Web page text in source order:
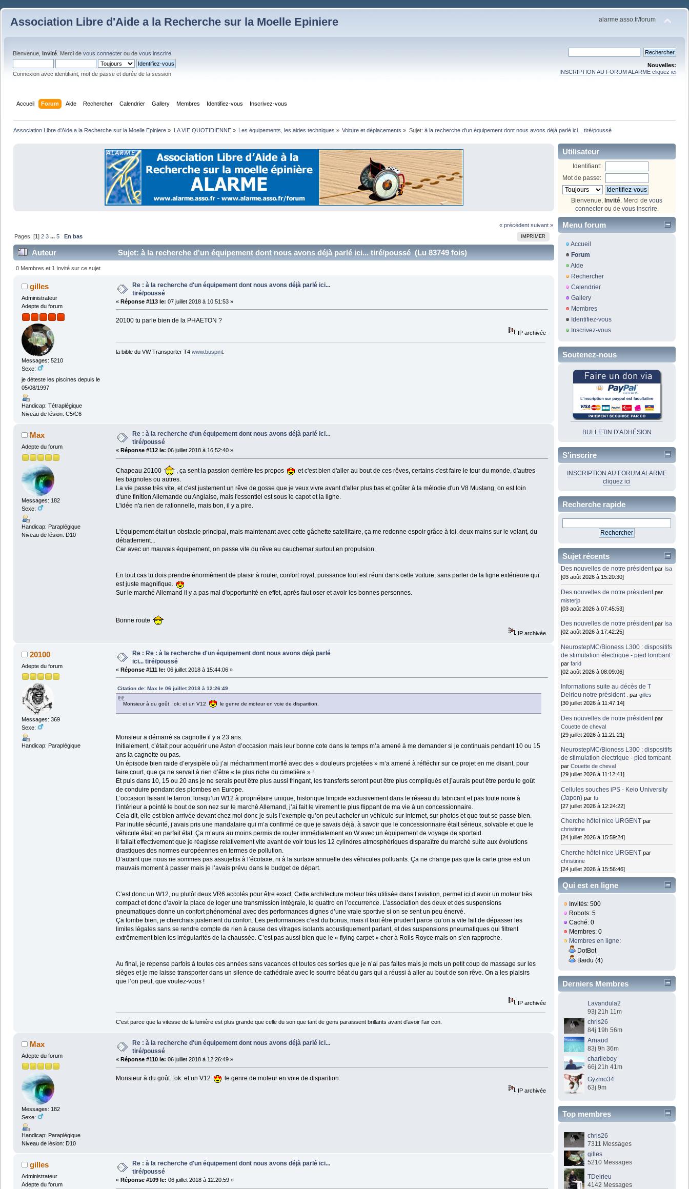
Association Libre d'Aide a la Recherche sur la Moelle Epiniere alarme.asso.fr/forum
Bienvenue, Invité . Merci de vous connecter ou de vous inscrire
Connexion avec identifiant, mot de passe et durée de la session
Nouvelles:
INSCRIPTION AU FORUM ALARME cliquez ici
Accueil Forum Aide Rechercher Calendrier Gallery Membres Identifiez-vous Inscrivez-vous
Association Libre d'Aide a la Recherche sur la Moelle Epiniere » LA VIE QUOTIDIENNE» Les équipements, les aides techniques » Voiture et déplacements » Sujet: à la recherche d'un équipement dont nous avons déjà parlé ici... tiré/poussé
« précédent suivant »
IMPRIMER
Pages: [1]2 3 ...5 En bas
Auteur Sujet: à la recherche d'un équipement dont nous avons déjà parlé ici... tiré/poussé (Lu 83749 fois)
0 Membres et 1 Invité sur ce sujet
gilles
Administrateur
Adepte du forum
Messages: 5210
Sexe:
je déteste les piscines depuis le
05/08/1997
Handicap: Tétraplégique
Niveau de lésion: C5/C6
Re : à la recherche d'un équipement dont nous avons déjà parlé ici...
tiré/poussé
« Réponse #113 le: 07 juillet 2018 à 10:51:53 »
20100 tu parle bien de la PHAETON ?
IP archivée
la bible du VW Transporter T4 www.buspirit.
Max
Adepte du forum
Messages: 182
Sexe:
Handicap: Paraplégique
Niveau de lésion: D10
Re : à la recherche d'un équipement dont nous avons déjà parlé ici...
tiré/poussé
« Réponse #112 le: 06 juillet 2018 à 16:52:40 »
Chapeau 20100 , ça sent la passion derrière tes propos
et c'est bien d'aller au bout de ces rêves, certains c'est faire le tour du monde, d'autres
les bagnoles ou autres.
La vie passe très vite, et c'est justement un rêve de gosse que je veux vivre avant d'aller plus bas et goûter à la mélodie d'un V8 Mustang, on est loin
d'une finition Allemande ou Anglaise, mais l'essentiel est sous le capot et la ligne.
L'idée n'a rien de rationnelle, mais bon, il y a pire.
L'équipement était un obstacle principal, mais maintenant avec cette gâchette satellitaire, ça me redonne espoir grâce à toi, deux mains sur le volant, du
débattement...
Car avec un mauvais équipement, on passe vite du rêve au cauchemar surtout en propulsion.
En tout cas tu dois prendre énormément de plaisir à rouler, confort royal, puissance tout est réuni dans cette voiture, sans parler de la ligne extérieure qui
est juste magnifique.
Sur le marché Allemand il y a pas mal d'opportunité en effet, après faut oser et avoir les bonnes personnes.
Bonne route
IP archivée
20100
Adepte du forum
Messages: 369
Sexe:
Handicap: Paraplégique
Re : Re : à la recherche d'un équipement dont nous avons déjà parlé
ici... tiré/poussé
« Réponse #111 le: 06 juillet 2018 à 15:44:06 »
Citation de: Max le 06 juillet 2018 à 12:26:49
Monsieur à du goût :ok: et un V12 le genre de moteur en voie de disparition.
Monsieur a démarré sa cagnotte il y a 23 ans.
Initialement, c’était pour acquérir une Aston d’occasion mais leur bonne cote dans le temps m’a amené à me demander si je continuais pendant 10 ou 15
ans la cagnotte ou pas.
Un épisode bien raide d’erysipèle où j’ai méchamment morflé avec des « douleurs projetées » m’a amené à réfléchir sur ce projet en me disant, pour
faire court, que ça ne servait à rien d’être « le plus riche du cimetière » !
Et puis dans 10, 15 ou 20 ans je ne serais peut être plus aussi fringant, les transferts seront peut être plus compliqués et j’aurais peut être perdu le goût
de conduire pendant des plombes en Europe.
L’occasion faisant le larron, lorsqu’un W12 à propriétaire unique, historique limpide exclusivement dans le réseau du fabricant et pas toute noire à
l’intérieur a pointé le bout de son nez sur le marché Allemand, j’ai fait le virement le plus flippant de ma vie à un concessionnaire.
Cela dit, elle est bien arrivée devant chez moi donc je suis l’exemple qu’on peut acheter un véhicule sur internet, sur photos et que tout se passe bien.
Par inutile sécurité, j’avais pris une mandataire qui m’a confirmé ce que je savais déjà, à savoir que le concessionnaire était sérieux, solvable et que le
véhicule était en parfait état. Ça m’aura au moins permis de rouler immédiatement en W avec un équipement de voyage de sportaid.
Il fallait effectivement que je réagisse relativement vite avant de voir tous les 12 cylindres atmosphériques disparaître du marché suite aux évolutions
drastiques des normes européennes en termes de pollution.
D’autant que nous ne sommes pas assujettis à l’écotaxe, ni à la surtaxe annuelle des véhicules polluants. Ça ne change pas que la carte grise est un
mauvais moment à passer mais je l’avais prévu dans le budget de départ.
C’est donc un W12, ou plutôt deux VR6 accolés pour être exact. Cette architecture moteur très utilisée dans l’aviation, permet ici d’avoir un moteur très
compact et donc d’avoir la place de loger une transmission intégrale, le quattro en l’occurrence. L’association des deux et des suspensions
pneumatiques donne un confort phénoménal avec des performances dignes d’une vraie sportive si on se sent un peu énervé.
Ça tombe bien, je cherchais justement du confort. Les performances c’est du bonus, mais il faut être prudent parce qu’on a vite fait de dépasser les
limites légales sans se rendre compte de rien à cause des vitrages isolants acoustiquement parlant, et des suspensions pneumatiques qui filtrent
extrêmement bien les irrégularités de la chaussée. C’est pas aussi bien que le « flying carpet » cher à Rolls Royce mais on s’en rapproche.
Au final, je repense parfois à toutes ces années sans vacances et toutes ces sorties que je n’ai pas faites mais je mets un petit coup de massage sur les
sièges et je me laisse transporter dans un silence de cathédrale avec le sourire béat du gars qui a réussi à aller au bout de son rêve. On a les plaisirs
que l’on peut, que voulez-vous !
IP archivée
C'est parce que la vitesse de la lumière est plus grande que celle du son que tant de gens paraissent brillants avant d'avoir l'air con.
Max
Adepte du forum
Messages: 182
Sexe:
Handicap: Paraplégique
Niveau de lésion: D10
Re : à la recherche d'un équipement dont nous avons déjà parlé ici...
tiré/poussé
« Réponse #110 le: 06 juillet 2018 à 12:26:49 »
Monsieur à du goût :ok: et un V12 le genre de moteur en voie de disparition.
IP archivée
gilles
Administrateur
Adepte du forum
Re : à la recherche d'un équipement dont nous avons déjà parlé ici...
tiré/poussé
« Réponse #109 le: 06 juillet 2018 à 12:20:59 »
Utilisateur
Identifiant:
Mot de passe:
Bienvenue, Invité . Merci de vous
connecterou de vous inscrire
Menu forum
Accueil
Forum
Aide
Rechercher
Calendrier
Gallery
Membres
Identifiez-vous
Inscrivez-vous
Soutenez-nous
BULLETIN D'ADHÉSION
S'inscrire
INSCRIPTION AU FORUM ALARME
cliquez ici
Recherche rapide
Sujet récents
Des nouvelles de notre président par Isa
[03 août 2026 à 15:20:30]
Des nouvelles de notre président par
misterjp
[03 août 2026 à 07:45:53]
Des nouvelles de notre président par Isa
[02 août 2026 à 17:42:25]
NeurostepMC/Bioness L300 : dispositifs
de stimulation électrique - pied tombant
parfarid
[02 août 2026 à 08:09:06]
Informations suite au décès de T
Delrieu notre président . pargilles
[30 juillet 2026 à 11:47:14]
Des nouvelles de notre président par
Couette de cheval
[29 juillet 2026 à 11:21:21]
NeurostepMC/Bioness L300 : dispositifs
de stimulation électrique - pied tombant
parCouette de cheval
[29 juillet 2026 à 11:12:41]
Cellules souches iPS - Keio University
(Japon) parfti
[27 juillet 2026 à 12:24:22]
Cherche hôtel nice URGENT par
christinne
[24 juillet 2026 à 15:59:24]
Cherche hôtel nice URGENT par
christinne
[24 juillet 2026 à 15:56:46]
Qui est en ligne
Invités: 500
Robots: 5
Caché: 0
Membres: 0
Membres en ligne:
DotBot
Baidu (4)
Derniers Membres
Lavandula2
93j 21h 11m
chris26
84j 19h 56m
Arnaud
83j 9h 36m
charlieboy
66j 21h 41m
Gyzmo34
63j 9m
Top membres
chris26
7311 Messages
gilles
5210 Messages
TDelrieu
4142 Messages